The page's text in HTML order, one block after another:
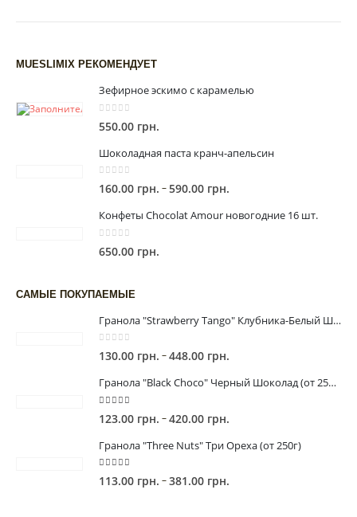
MUESLIMIX РЕКОМЕНДУЕТ
Зефирное эскимо с карамелью
550.00 грн.
Шоколадная паста кранч-апельсин
0 out of 5
160.00 грн. –590.00 грн.
160.00 грн.
Конфеты Chocolat Amour новогодние 16 шт.
650.00 грн.
САМЫЕ ПОКУПАЕМЫЕ
Гранола "Strawberry Tango" Клубника-Белый Шоколад (от 225г)
0 out of 5
130.00 грн. –448.00 грн.
130.00 грн.
Гранола "Black Сhoco" Черный Шоколад (от 250г)
123.00 грн. –420.00 грн.
123.00 грн.
Гранола "Three Nuts" Три Ореха (от 250г)
5.00 out of 5
113.00 грн. –381.00 грн.